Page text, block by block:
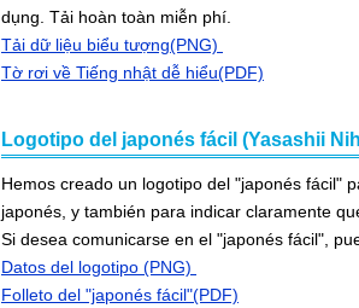
dụng. Tải hoàn toàn miễn phí.
Tải dữ liệu biểu tượng(PNG)
Tờ rơi về Tiếng nhật dễ hiểu(PDF)
Logotipo del japonés fácil (Yasashii
Hemos creado un logotipo del "japonés fácil" para
japonés, y también para indicar claramente
Datos del logotipo (PNG)
Folleto del "japonés fácil"(PDF)